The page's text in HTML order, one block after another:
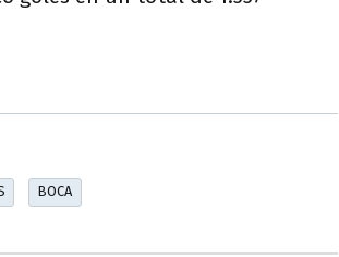
BOCA